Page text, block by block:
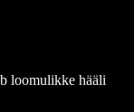
loomulikke hääli